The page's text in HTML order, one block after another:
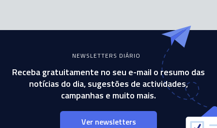
NEWSLETTERS DIÁRIO
Receba gratuitamente no seu e-mail o resumo das
notícias do dia, sugestões de actividades,
campanhas e muito mais.
Ver newsletters